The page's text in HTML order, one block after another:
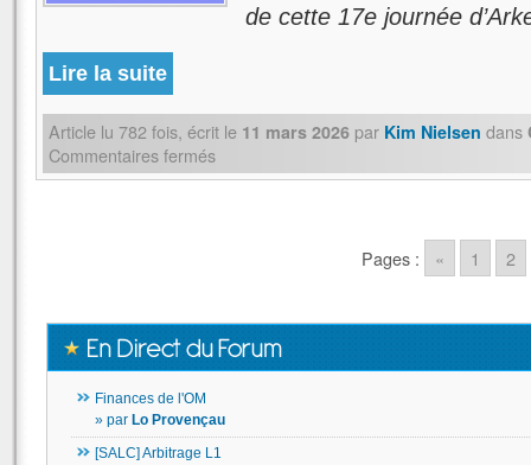
de cette 17e journée
Lire la suite
Article lu 782 fois, écrit le 11 mars 2026 par Kim Nielsen dans
Commentaires fermés
Pages : « 1 2
Finances de l'OM
» par Lo Provençau
[SALC] Arbitrage L1